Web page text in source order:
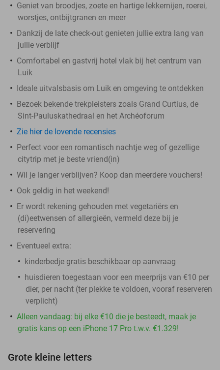
Geniet van broodjes, zoete en hartige lekkernijen, roerei,
worstjes, ontbijtgranen en meer
Dankzij de late check-out genieten jullie extra lang van
jullie verblijf
Comfortabel en gastvrij hotel vlak bij het centrum van
Luik
Ideale uitvalsbasis om Luik en omgeving te ontdekken
Bezoek bekende trekpleisters zoals Grand Curtius, de
Sint-Pauluskathedraal en het Archéoforum
Zie hier de lovende recensies
Perfect voor een romantisch nachtje weg of gezellige
citytrip met je beste vriend(in)
Wil je langer verblijven? Koop dan meerdere vouchers!
Ook geldig in het weekend!
Er wordt rekening gehouden met vegetariërs en
(di)eetwensen of allergieën, vermeld deze bij je
reservering
Eventueel extra:
kinderbedje gratis beschikbaar op aanvraag
huisdieren toegestaan voor een meerprijs van €10 per
dier, per nacht (ter plekke te voldoen, vooraf reserveren
verplicht)
Alleen vandaag: bij elke €10 die je besteedt, maak je
gratis kans op een iPhone 17 Pro t.w.v. €1.329!
Grote kleine letters